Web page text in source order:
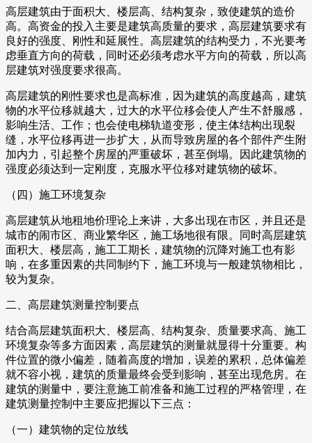
高层建筑由于面积大、楼层高、结构复杂，致使建筑的造价
高。高资金的投入主要是建筑高质量的要求，高层建筑要求有
良好的强度、刚性和延展性。高层建筑的结构受力，不光要考
虑垂直方向的荷载，同时还必须考虑水平方向的荷载，所以高
层建筑对强度要求很高。
高层建筑的刚性要求也是高标准，因为建筑的高度越高，建筑
物的水平位移就越大，过大的水平位移会使人产生不舒服感，
影响生活、工作；也会使电梯轨道变形，使主体结构出现裂
缝，水平位移再进一步扩大，从而导致房屋的各个部件产生附
加内力，引起整个房屋的严重破坏，甚至倒塌。因此建筑物的
强度必须达到一定刚度，克服水平位移对建筑物的破坏。
（四）施工环境复杂
高层建筑从地租地价理论上来讲，大多出现在市区，并且还是
城市的闹市区、商业繁华区，施工场地很有限。同时高层建筑
面积大、楼层高，施工工期长，建筑物的沉降对施工也有影
响，在多重因素的共同制约下，施工环境与一般建筑物相比，
较为复杂。
二、高层建筑测量控制要点
结合高层建筑面积大、楼层高、结构复杂、质量要求高、施工
环境复杂等多方面因素，高层建筑的测量就显得十分重要。构
件位置的微小偏差，随着高度的增加，误差的累积，总体偏差
就不容小视，建筑的质量最终会受到影响，甚至出现危房。在
建筑的测量中，要注意施工前准备和施工过程的严格管理，在
建筑测量控制中主要应把握以下三点：
（一）建筑物的定位放线